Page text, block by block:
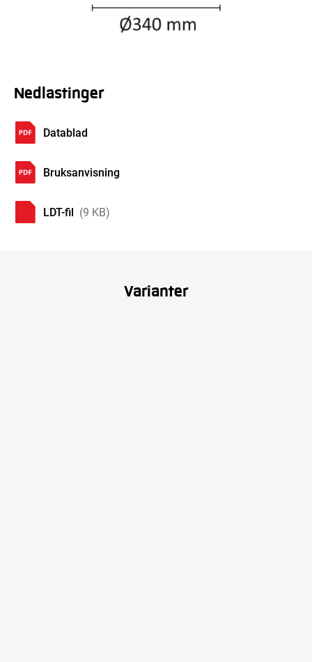
Nedlastinger
Datablad
Bruksanvisning
LDT-fil (9 KB)
Varianter